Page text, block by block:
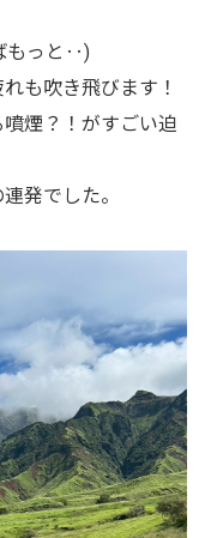
もっと‥)
も吹き飛びます！
煙？！がすごい迫
発でした。